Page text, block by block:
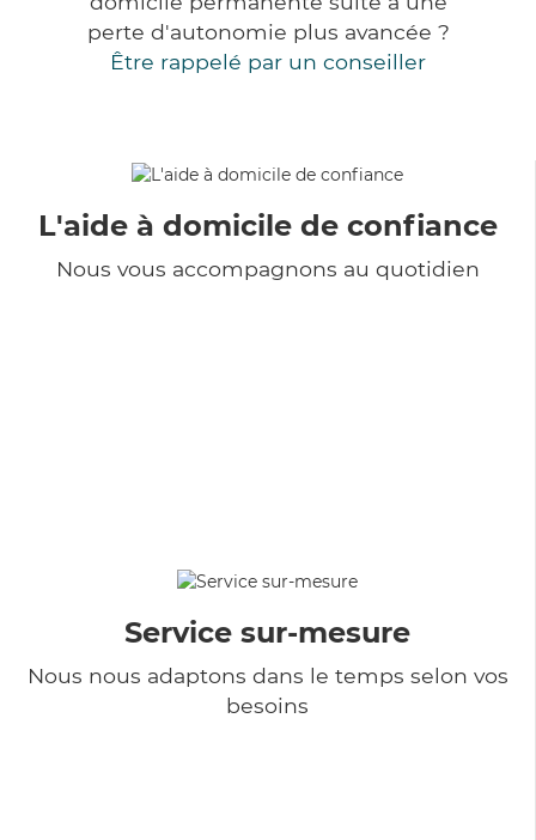
perte d'autonomie plus avancée ?
Être rappelé par un conseiller
L'aide à domicile de confiance
Nous vous accompagnons au quotidien
Service sur-mesure
Nous nous adaptons dans le temps selon vos
besoins